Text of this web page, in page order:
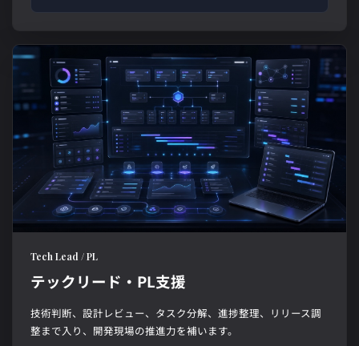
Tech Lead / PL
テックリード・PL支援
技術判断、設計レビュー、タスク分解、進捗整理、リリース調
整まで入り、開発現場の推進力を補います。